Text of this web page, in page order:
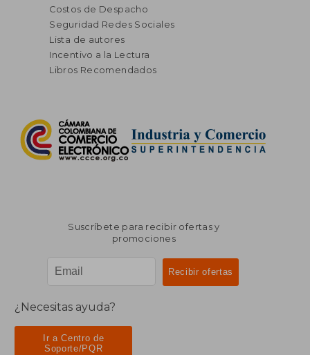
Costos de Despacho
Seguridad Redes Sociales
Lista de autores
Incentivo a la Lectura
Libros Recomendados
Suscríbete para recibir ofertas y
promociones
¿Necesitas ayuda?
Ir a Centro de
Soporte/PQR